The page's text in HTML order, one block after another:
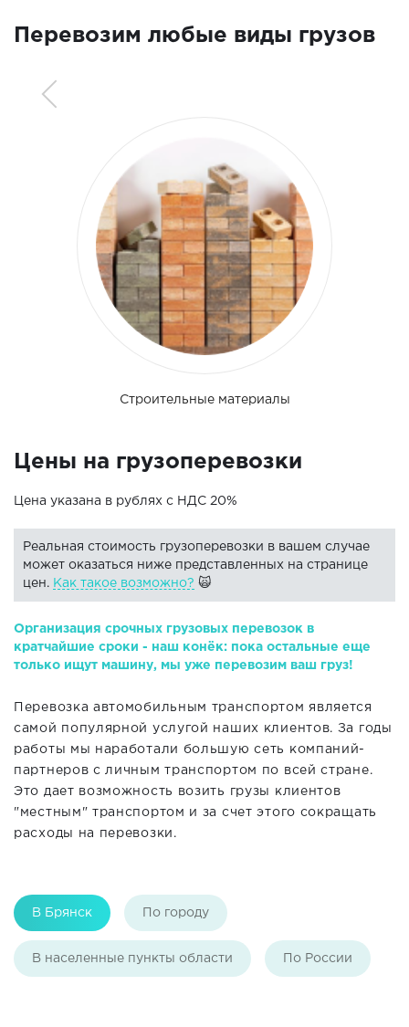
Перевозим любые виды грузов
Строительные материалы
Цены на грузоперевозки
Цена указана в рублях с НДС 20%
Реальная стоимость грузоперевозки в вашем случае
может оказаться ниже представленных на странице
цен. Как такое возможно? 🙀
Организация срочных грузовых перевозок в
кратчайшие сроки - наш конёк: пока остальные еще
только ищут машину, мы уже перевозим ваш груз!
Перевозка автомобильным транспортом является
самой популярной услугой наших клиентов. За годы
работы мы наработали большую сеть компаний-
партнеров с личным транспортом по всей стране.
Это дает возможность возить грузы клиентов
"местным" транспортом и за счет этого сокращать
расходы на перевозки.
В Брянск По городу
В населенные пункты области По России